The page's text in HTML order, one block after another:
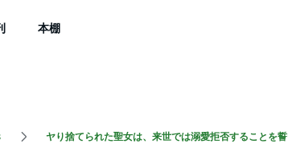
本棚
ヤり捨てられた聖女は、来世では溺愛拒否することを